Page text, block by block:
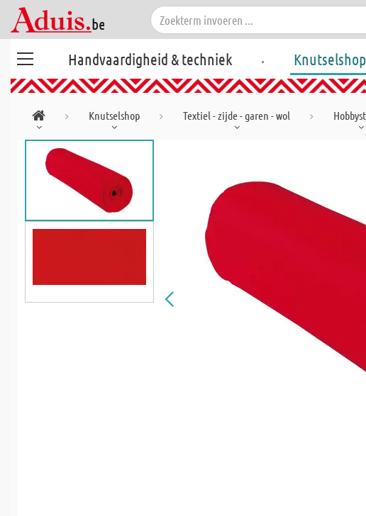
Handvaardigheid & techniek . Knutselshop
Knutselshop Textiel - zijde - garen - wol